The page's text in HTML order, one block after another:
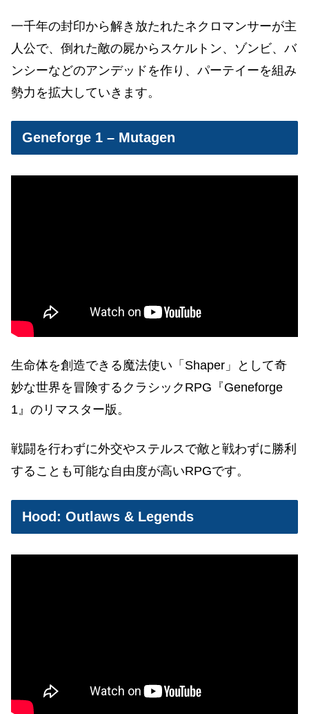
一千年の封印から解き放たれたネクロマンサーが主
人公で、倒れた敵の屍からスケルトン、ゾンビ、バ
ンシーなどのアンデッドを作り、パーテイーを組み
勢力を拡大していきます。
Geneforge 1 – Mutagen
生命体を創造できる魔法使い「Shaper」として奇
妙な世界を冒険するクラシックRPG『Geneforge
1』のリマスター版。
戦闘を行わずに外交やステルスで敵と戦わずに勝利
することも可能な自由度が高いRPGです。
Hood: Outlaws & Legends